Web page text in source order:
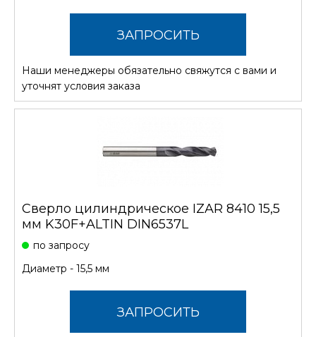
ЗАПРОСИТЬ
СТОИМОСТЬ
Наши менеджеры обязательно свяжутся с вами и
уточнят условия заказа
Сверло цилиндрическое IZAR 8410 15,5
мм K30F+ALTIN DIN6537L
по запросу
Диаметр - 15,5 мм
ЗАПРОСИТЬ